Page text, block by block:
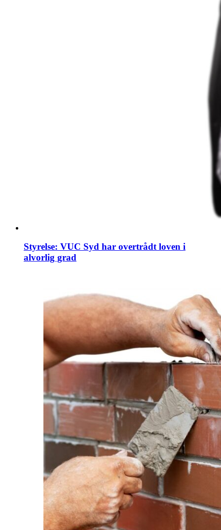
Styrelse: VUC Syd har overtrådt loven i
alvorlig grad